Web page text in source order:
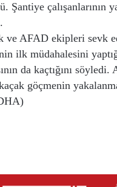
Şantiye
ve AFAD ekipleri sevk
ilk müdahalesini
da kaçtığını
göçmenin